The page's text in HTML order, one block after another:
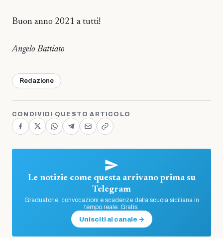
Buon anno 2021 a tutti!
Angelo Battiato
Redazione
CONDIVIDI QUESTO ARTICOLO
Le notizie come questa arrivano prima su
Telegram
Graduatorie, convocazioni e scadenze della scuola siciliana in
tempo reale. Gratis.
Unisciti al canale →